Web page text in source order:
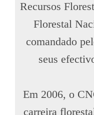
Recursos
Florestal
comandado
seus
Em 2006, o
carreira